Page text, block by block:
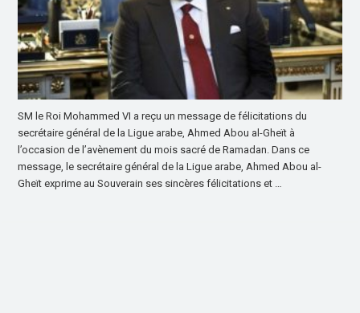
SM le Roi Mohammed VI a reçu un message de félicitations du
secrétaire général de la Ligue arabe, Ahmed Abou al-Gheït à
l’occasion de l’avènement du mois sacré de Ramadan. Dans ce
message, le secrétaire général de la Ligue arabe, Ahmed Abou al-
Gheït exprime au Souverain ses sincères félicitations et …